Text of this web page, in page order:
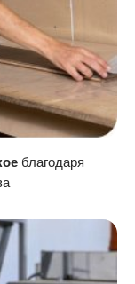
благодаря